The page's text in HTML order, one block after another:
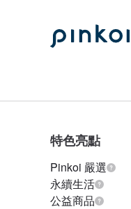
特色亮點
Pinkoi 嚴選
永續生活
公益商品